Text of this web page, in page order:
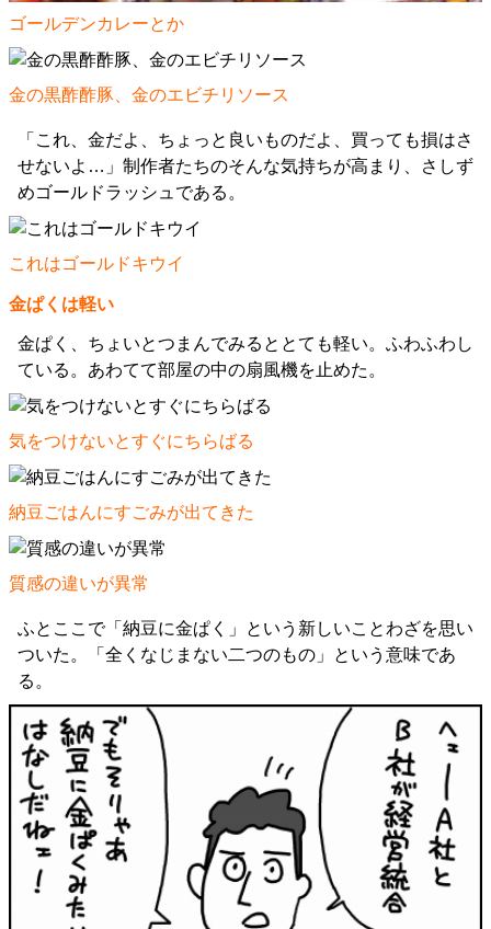
ゴールデンカレーとか
金の黒酢酢豚、金のエビチリソース
「これ、金だよ、ちょっと良いものだよ、買っても損はさ
せないよ…」制作者たちのそんな気持ちが高まり、さしず
めゴールドラッシュである。
これはゴールドキウイ
金ぱくは軽い
金ぱく、ちょいとつまんでみるととても軽い。ふわふわし
ている。あわてて部屋の中の扇風機を止めた。
気をつけないとすぐにちらばる
納豆ごはんにすごみが出てきた
質感の違いが異常
ふとここで「納豆に金ぱく」という新しいことわざを思い
ついた。「全くなじまない二つのもの」という意味であ
る。